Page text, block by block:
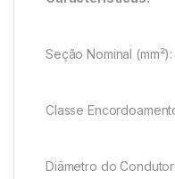
Seção Nominal
Classe
Diâmetro do